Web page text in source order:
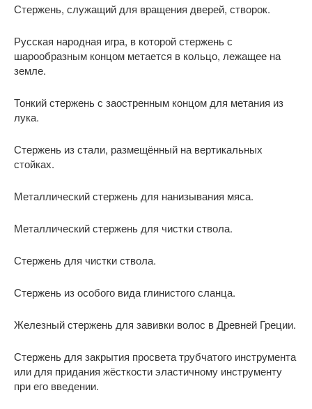
Стержень, служащий для вращения дверей, створок.
Русская народная игра, в которой стержень с
шарообразным концом метается в кольцо, лежащее на
земле.
Тонкий стержень с заостренным концом для метания из
лука.
Стержень из стали, размещённый на вертикальных
стойках.
Металлический стержень для нанизывания мяса.
Металлический стержень для чистки ствола.
Стержень для чистки ствола.
Стержень из особого вида глинистого сланца.
Железный стержень для завивки волос в Древней Греции.
Стержень для закрытия просвета трубчатого инструмента
или для придания жёсткости эластичному инструменту
при его введении.